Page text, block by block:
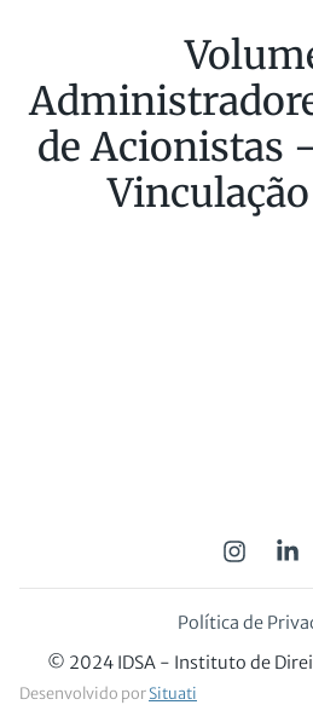
de Acionistas
© 2024 IDSA - Instituto de
Desenvolvido porSituati
Política de